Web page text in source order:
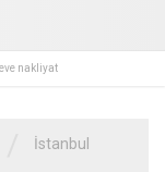
nakliyat
İstanbul